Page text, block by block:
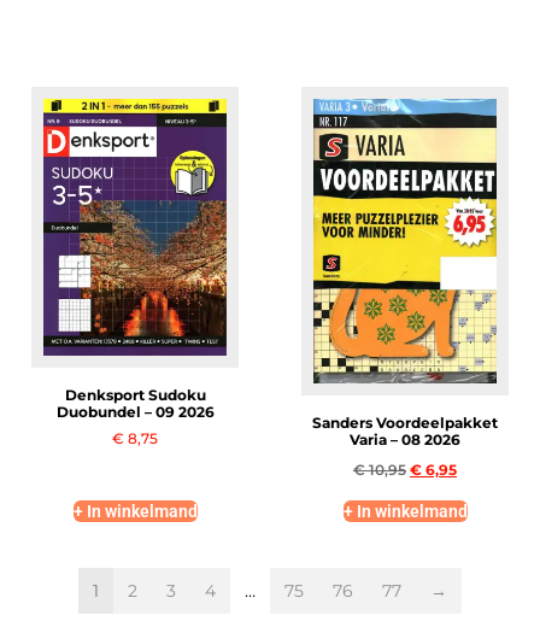
Denksport Sudoku
Duobundel – 09 2026
€ 8,75
+ In winkelmand
Sanders Voordeelpakket
Varia – 08 2026
€10,95 € 6,95
+ In winkelmand
1 2 3 4 … 75 76 77 →